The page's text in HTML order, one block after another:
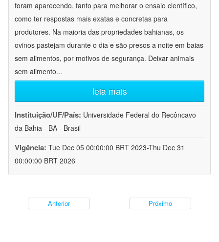
foram aparecendo, tanto para melhorar o ensaio científico,
como ter respostas mais exatas e concretas para
produtores. Na maioria das propriedades bahianas, os
ovinos pastejam durante o dia e são presos a noite em baias
sem alimentos, por motivos de segurança. Deixar animais
sem alimento...
leia mais
Instituição/UF/País: Universidade Federal do Recôncavo
da Bahia - BA - Brasil
Vigência: Tue Dec 05 00:00:00 BRT 2023-Thu Dec 31
00:00:00 BRT 2026
Anterior Próximo